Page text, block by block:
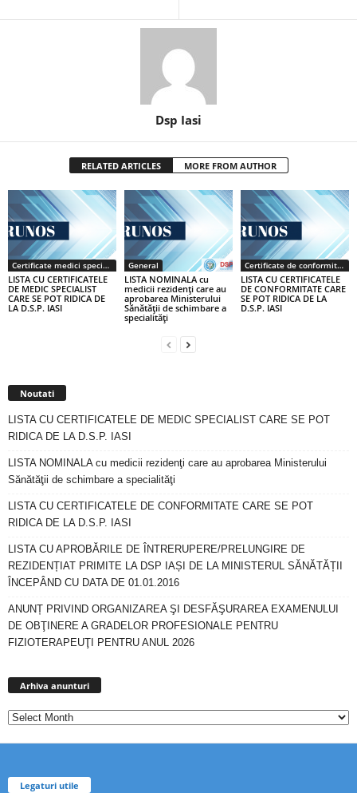
Dsp Iasi
RELATED ARTICLES MORE FROM AUTHOR
Certificate medici specialiști / primari
LISTA CU CERTIFICATELE
DE MEDIC SPECIALIST
CARE SE POT RIDICA DE
LA D.S.P. IASI
General
LISTA NOMINALA cu
medicii rezidenţi care au
aprobarea Ministerului
Sănătăţii de schimbare a
specialităţi
Certificate de conformitate
LISTA CU CERTIFICATELE
DE CONFORMITATE CARE
SE POT RIDICA DE LA
D.S.P. IASI
Noutati
LISTA CU CERTIFICATELE DE MEDIC SPECIALIST CARE SE POT
RIDICA DE LA D.S.P. IASI
LISTA NOMINALA cu medicii rezidenţi care au aprobarea Ministerului
Sănătăţii de schimbare a specialităţi
LISTA CU CERTIFICATELE DE CONFORMITATE CARE SE POT
RIDICA DE LA D.S.P. IASI
LISTA CU APROBĂRILE DE ÎNTRERUPERE/PRELUNGIRE DE
REZIDENȚIAT PRIMITE LA DSP IAȘI DE LA MINISTERUL SĂNĂTĂȚII
ÎNCEPÂND CU DATA DE 01.01.2016
ANUNȚ PRIVIND ORGANIZAREA ŞI DESFĂŞURAREA EXAMENULUI
DE OBŢINERE A GRADELOR PROFESIONALE PENTRU
FIZIOTERAPEUŢI PENTRU ANUL 2026
Arhiva anunturi
Legaturi utile